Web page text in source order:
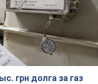
грн долга за газ